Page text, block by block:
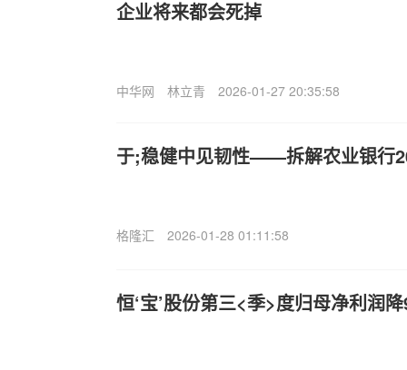
企业将来都会死掉
中华网 林立青 2026-01-27 20:35:58
于;稳健中见韧性——拆解农业银行
格隆汇 2026-01-28 01:11:58
恒‘宝’股份第三<季>度归母净利润